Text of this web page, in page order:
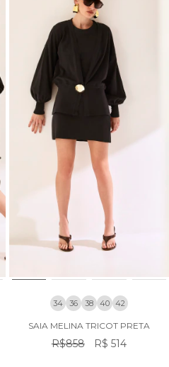
34 36 38 40 42
SAIA MELINA TRICOT PRETA
R$858 R$ 514